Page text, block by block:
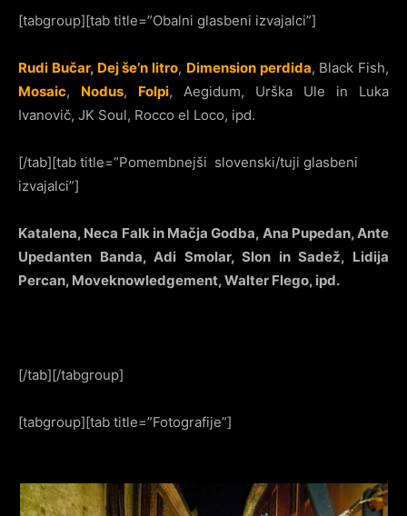
[tabgroup][tab title=”Obalni glasbeni izvajalci”]
Rudi Bučar, Dej še’n litro, Dimension perdida, Black Fish,
Mosaic, Nodus, Folpi, Aegidum, Urška Ule in Luka
Ivanovič, JK Soul, Rocco el Loco, ipd.
[/tab][tab title=”Pomembnejši slovenski/tuji glasbeni
izvajalci”]
Katalena, Neca Falk in Mačja Godba, Ana Pupedan, Ante
Upedanten Banda, Adi Smolar, Slon in Sadež, Lidija
Percan, Moveknowledgement, Walter Flego, ipd.
[/tab][/tabgroup]
[tabgroup][tab title=”Fotografije”]